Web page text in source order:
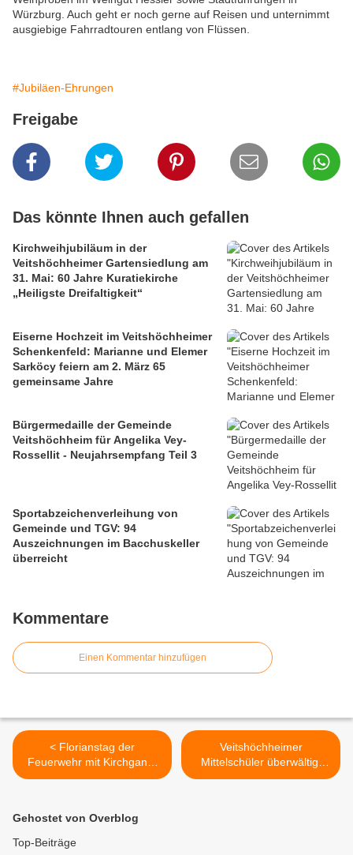
Würzburg. Auch geht er noch gerne auf Reisen und unternimmt
ausgiebige Fahrradtouren entlang von Flüssen.
#Jubiläen-Ehrungen
Freigabe
Das könnte Ihnen auch gefallen
Kirchweihjubiläum in der
Veitshöchheimer Gartensiedlung am
31. Mai: 60 Jahre Kuratiekirche
„Heiligste Dreifaltigkeit“
Eiserne Hochzeit im Veitshöchheimer
Schenkenfeld: Marianne und Elemer
Sarköcy feiern am 2. März 65
gemeinsame Jahre
Bürgermedaille der Gemeinde
Veitshöchheim für Angelika Vey-
Rossellit - Neujahrsempfang Teil 3
Sportabzeichenverleihung von
Gemeinde und TGV: 94
Auszeichnungen im Bacchuskeller
überreicht
Kommentare
Einen Kommentar hinzufügen
< Florianstag der
Feuerwehr mit Kirchgang,
Ehrung Rainer Kinzkofer
Veitshöchheimer
Mittelschüler überwältigt
von Gastfreundschaft in
Gehostet von Overblog
Top-Beiträge